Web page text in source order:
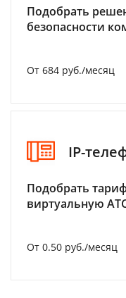
Подобрать
безопасности
От 684 руб./месяц
IP-
Подобрать
виртуальную
От 0.50 руб./месяц